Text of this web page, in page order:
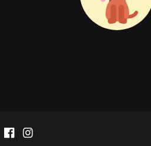
Facebook
Instagram